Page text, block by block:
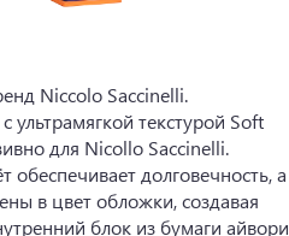
Niccolo Saccinelli.
текстурой Soft
для Nicollo Saccinelli.
долговечность, а
в цвет обложки, создавая
блок из бумаги айвори